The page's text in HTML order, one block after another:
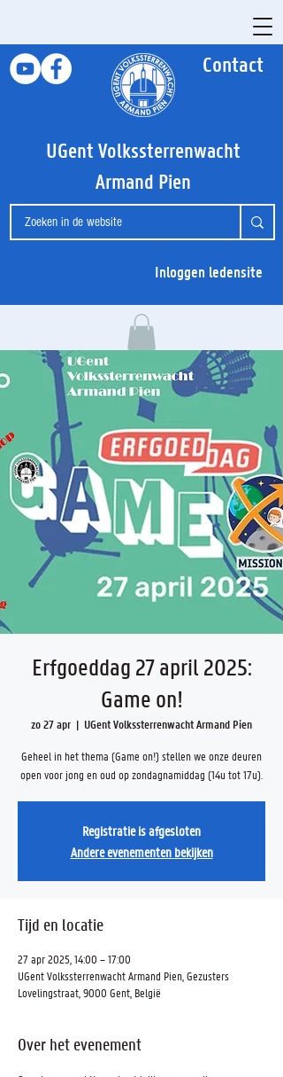
Contact
UGent Volkssterrenwacht
Armand Pien
Inloggen ledensite
Erfgoeddag 27 april 2025:
Game on!
zo 27 apr
  |
UGent Volkssterrenwacht Armand Pien
Geheel in het thema (Game on!) stellen we onze deuren
open voor jong en oud op zondagnamiddag (14u tot 17u).
Registratie is afgesloten
Andere evenementen bekijken
Tijd en locatie
27 apr 2025, 14:00 – 17:00
UGent Volkssterrenwacht Armand Pien, Gezusters
Lovelingstraat, 9000 Gent, België
Over het evenement